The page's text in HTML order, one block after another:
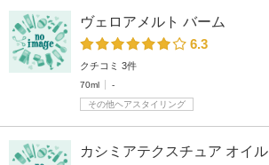
ヴェロアメルト バーム
6.3
クチコミ 3件
70ml
-
その他ヘアスタイリング
カシミアテクスチュア オイル